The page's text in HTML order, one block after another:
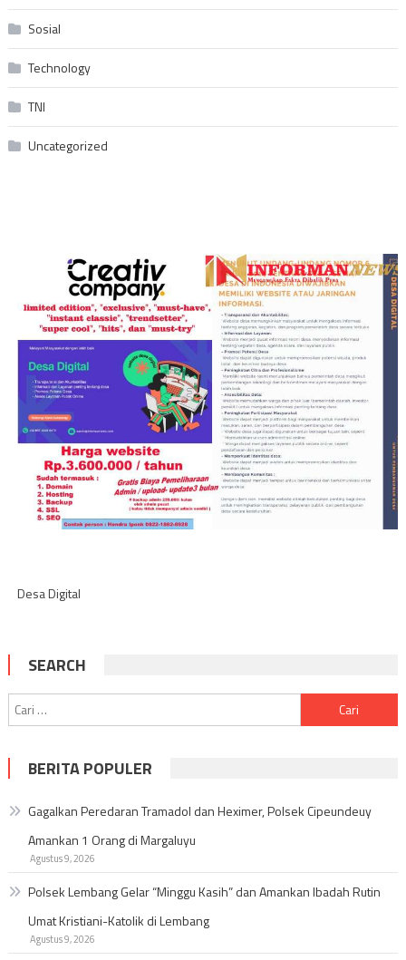
Sosial
Technology
TNI
Uncategorized
Desa Digital
SEARCH
untuk:
BERITA POPULER
Gagalkan Peredaran Tramadol dan Heximer, Polsek Cipeundeuy
Amankan 1 Orang di Margaluyu
Agustus 9, 2026
Polsek Lembang Gelar “Minggu Kasih” dan Amankan Ibadah Rutin
Umat Kristiani-Katolik di Lembang
Agustus 9, 2026